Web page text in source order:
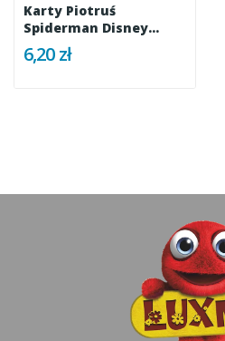
Karty Piotruś
Spiderman Disney
Marvel +4 Trefl...
6,20 zł